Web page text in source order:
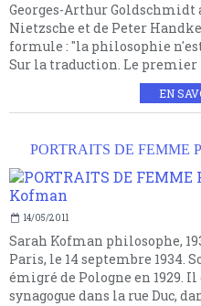
Georges-Arthur
Nietzsche et de Peter
formule : "la philosophie
Sur la traduction. Le premier
EN
PORTRAITS DE FEMME
14/05/2011
Sarah Kofman philosophe,
Paris, le 14 septembre 1934.
émigré de Pologne en 1929.
synagogue dans la rue Duc,